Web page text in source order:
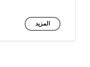
المزيد